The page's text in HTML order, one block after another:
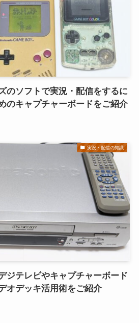
のソフトで実況・配信をするに
のキャプチャーボードをご紹介
実況・配信の知識
ジテレビやキャプチャーボード
オデッキ活用術をご紹介